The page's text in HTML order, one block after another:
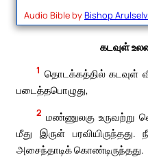
Audio Bible byBishop
கடவுள்
1 தொடக்கத்தில் கடவுள்
படைத்தபொழுது,
2 மண்ணுலகு உருவற்று
மீது இருள்
அசைந்தாடிக் கொண்டிருந்தது.